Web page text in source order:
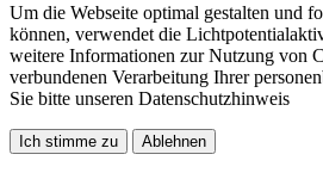
Um die Webseite optimal gestalten und
können, verwendet die
weitere Informationen zur Nutzung von
verbundenen Verarbeitung Ihrer
Sie bitte unseren Datenschutzhinweis
Ich stimme zu Ablehnen